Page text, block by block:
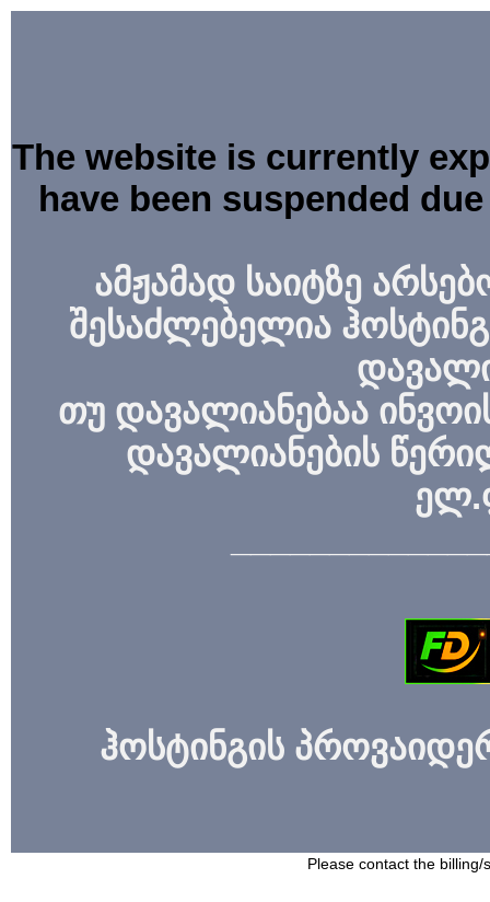
The website is currently
have been suspended
ამჟამად საიტზე
შესაძლებელია
თუ დავალიანებაა
დავალიანების
ჰოსტინგის
Please contact the